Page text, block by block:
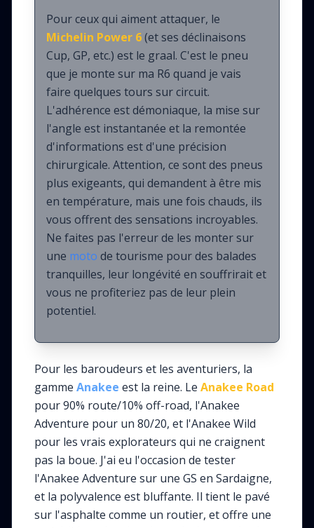
Pour ceux qui aiment attaquer, le
Michelin Power 6(et ses déclinaisons
Cup, GP, etc.) est le graal. C'est le pneu
que je monte sur ma R6 quand je vais
faire quelques tours sur circuit.
L'adhérence est démoniaque, la mise sur
l'angle est instantanée et la remontée
d'informations est d'une précision
chirurgicale. Attention, ce sont des pneus
plus exigeants, qui demandent à être mis
en température, mais une fois chauds, ils
vous offrent des sensations incroyables.
Ne faites pas l'erreur de les monter sur
une moto de tourisme pour des balades
tranquilles, leur longévité en souffrirait et
vous ne profiteriez pas de leur plein
potentiel.
Pour les baroudeurs et les aventuriers, la
gamme Anakee est la reine. Le Anakee Road
pour 90% route/10% off-road, l'Anakee
Adventure pour un 80/20, et l'Anakee Wild
pour les vrais explorateurs qui ne craignent
pas la boue. J'ai eu l'occasion de tester
l'Anakee Adventure sur une GS en Sardaigne,
et la polyvalence est bluffante. Il tient le pavé
sur l'asphalte comme un routier, et offre une